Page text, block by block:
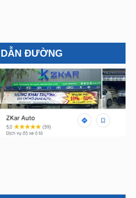
DẪN ĐƯỜNG